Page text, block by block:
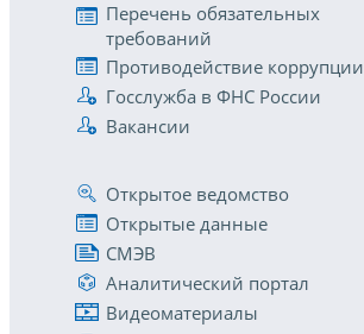
Перечень обязательных
требований
Противодействие коррупции
Госслужба в ФНС России
Вакансии
Открытое ведомство
Открытые данные
СМЭВ
Аналитический портал
Видеоматериалы